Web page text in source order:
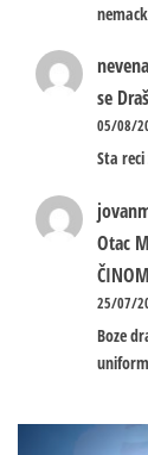
nevena
se
05/08/
Sta
Otac
25/07/
Boze